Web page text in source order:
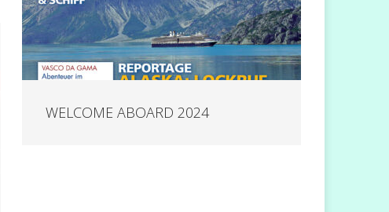
WELCOME ABOARD 2024